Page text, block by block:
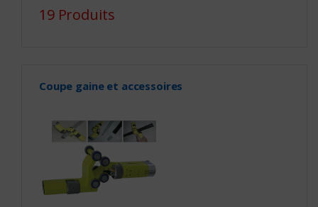
19 Produits
Coupe gaine et accessoires